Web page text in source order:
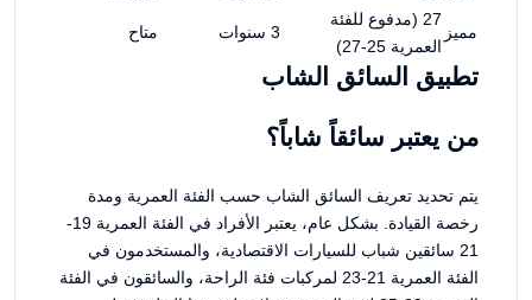
مميز
27 (مدفوع للفئة
العمرية 25-27)
3 سنوات متاح
تطبيق السائق الشاب
من يعتبر سائقاً شاباً؟
يتم تحديد تعريف السائق الشاب حسب الفئة العمرية ومدة
رخصة القيادة. بشكل عام، يعتبر الأفراد في الفئة العمرية 19-
21 سائقين شباب للسيارات الاقتصادية، والمستخدمون في
الفئة العمرية 21-23 لمركبات فئة الراحة، والسائقون في الفئة